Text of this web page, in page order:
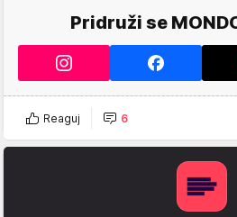
Pridruži se
Reaguj 6